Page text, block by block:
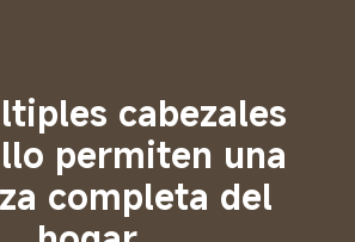
cabezales
permiten una
completa del